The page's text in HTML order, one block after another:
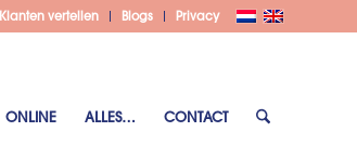
Klanten vertellen Blogs Privacy
ONLINE ALLES… CONTACT